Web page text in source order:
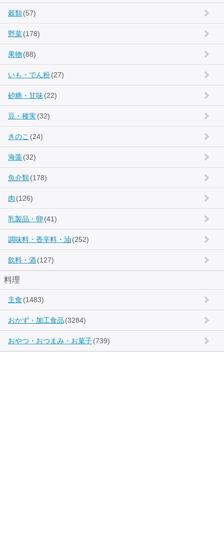
穀類(57)
野菜(178)
果物 (88)
いも・でん粉(27)
砂糖・甘味(22)
豆・種実(32)
きのこ (24)
海藻(32)
魚介類(178)
肉 (126)
乳製品・卵 (41)
調味料・香辛料・油 (252)
飲料・酒(127)
料理
主食 (1483)
おかず・加工食品 (3284)
おやつ・おつまみ・お菓子(739)